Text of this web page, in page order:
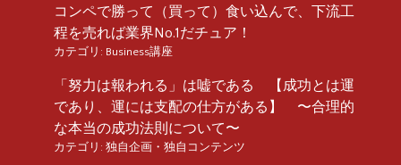
コンペで勝って（買って）食い込んで、下流工
程を売れば業界No.1だチュア！
カテゴリ: Business講座
「努力は報われる」は嘘である 【成功とは運
であり、運には支配の仕方がある】 〜合理的
な本当の成功法則について〜
カテゴリ: 独自企画・独自コンテンツ